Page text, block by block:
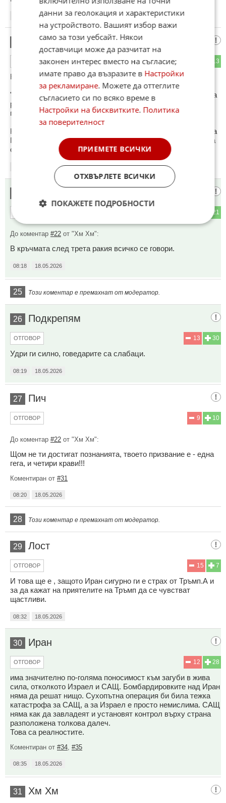
18.05.2026
Украйна СВО Победа
13
ОТГОВОР
Константин Малофеев:
"Не е срамно да загубим от Украйна, защото украинците са
руснаци, а руснаците никога не се предават и винаги
побеждават."
Константин Малофеев е православният медиен олигарх на
Путин. Думите му може да означават само едно. В Москва
се готвят за капитулация.
18.05.2026
21
До коментар #22 от "Хм Хм":
В кръчмата след трета ракия всичко се говори.
08:18 18.05.2026
25 Този коментар е премахнат от модератор.
26 Подкрепям
30
13
ОТГОВОР
Удри ги силно, говедарите са слабаци.
08:19 18.05.2026
27 Пич
10
9
ОТГОВОР
До коментар #22 от "Хм Хм":
Щом не ти достигат познанията, твоето призвание е - една
гега, и четири крави!!!
Коментиран от #31
08:20 18.05.2026
28 Този коментар е премахнат от модератор.
29 Лост
7
15
ОТГОВОР
И това ще е , защото Иран сигурно ги е страх от Тръмп.А и
за да кажат на приятелите на Тръмп да се чувстват
щастливи.
08:32 18.05.2026
30 Иран
28
12
ОТГОВОР
има значително по-голяма поносимост към загуби в жива
сила, отколкото Израел и САЩ. Бомбардировките над Иран
няма да решат нищо. Сухопътна операция би била тежка
катастрофа за САЩ, а за Израел е просто немислима. САЩ
няма как да завладеят и установят контрол върху страна
разположена толкова далеч.
Това са реалностите.
Коментиран от #34 #35
08:35 18.05.2026
31 Хм Хм
данни за геолокация и характеристики
на устройството. Вашият избор важи
само за този уебсайт. Някои
доставчици може да разчитат на
законен интерес вместо на съгласие;
имате право да възразите в Настройки
за рекламиране. Можете да оттеглите
съгласието си по всяко време в
Настройки на бисквитките. Политика
за поверителност
ПРИЕМЕТЕ ВСИЧКИ
ОТХВЪРЛЕТЕ ВСИЧКИ
ПОКАЖЕТЕ ПОДРОБНОСТИ